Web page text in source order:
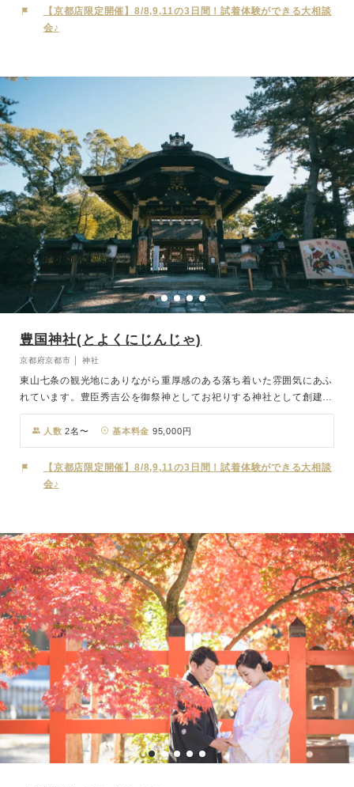
宮と崇められ、国事や国民の幸福を祈願しています。古くから縁結び
や子育ての神様としても人々から厚く信仰されており、参道は「糺の
指定されている格式高い「葵生殿」にて執り行われ、静謐な空気の中
で斎主が祝詞を奏上し、新郎新婦の末永い幸せを御祈願いたします。
【京都店限定開催】8/8,9,11の3日間！試着体験ができる大相談
会♪
豊国神社(とよくにじんじゃ)
京都府京都市 │ 神社
東山七条の観光地にありながら重厚感のある落ち着いた雰囲気にあふ
れています。豊臣秀吉公を御祭神としてお祀りする神社として創建さ
れ、秀吉公が祀られる本殿の隣には、北政所を祀る貞照神社が寄り添
うように佇んでいます。境内には、秀吉公ゆかりの“桐紋”や“ひょうた
ん”型の絵馬、武将によって寄進された石灯篭などを見ることができ
随所に歴史を感じさせてくれます。鳥居をくぐると元伏見城の城門で
あったと伝えられる桃山建築の絢爛豪華な大唐門が目の前にそびえま
厳かに執り行われます。
人数 2名〜 基本料金 95,000円
【京都店限定開催】8/8,9,11の3日間！試着体験ができる大相談
会♪